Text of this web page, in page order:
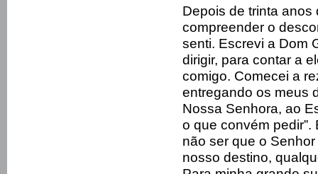
Depois de trinta
compreender o
senti. Escrevi a Dom
dirigir, para contar a
comigo. Comecei a
entregando os meus
Nossa Senhora, ao
o que convém
não ser que o
nosso destino,